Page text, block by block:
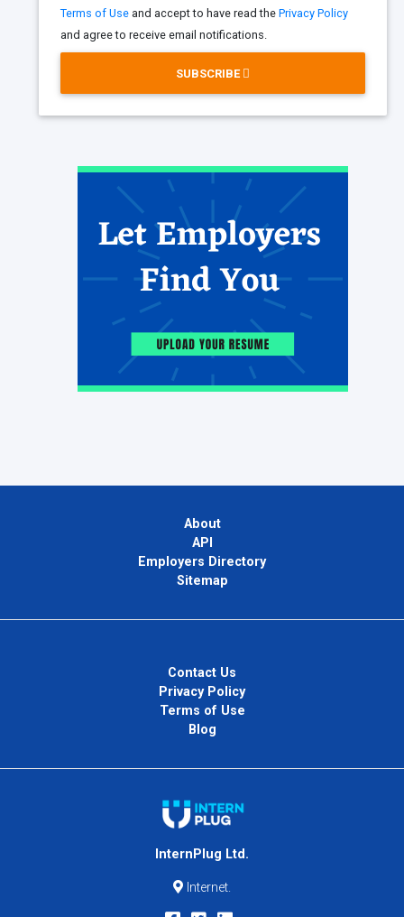
Terms of Use and accept to have read the Privacy Policy
and agree to receive email notifications.
SUBSCRIBE
About
API
Employers Directory
Sitemap
Contact Us
Privacy Policy
Terms of Use
Blog
InternPlug Ltd.
Internet.